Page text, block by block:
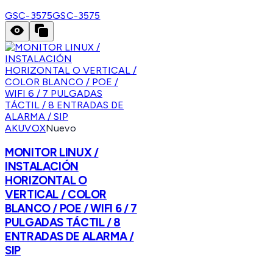
GSC-3575GSC-3575
AKUVOXNuevo
MONITOR LINUX /
INSTALACIÓN
HORIZONTAL O
VERTICAL / COLOR
BLANCO / POE / WIFI 6 / 7
PULGADAS TÁCTIL / 8
ENTRADAS DE ALARMA /
SIP